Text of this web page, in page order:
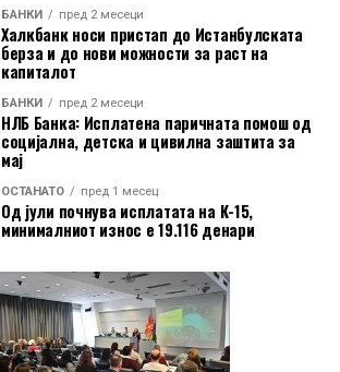
БАНКИ пред 2 месеци
Халкбанк носи пристап до Истанбулската
берза и до нови можности за раст на
капиталот
БАНКИ пред 2 месеци
НЛБ Банка: Исплатена паричната помош од
социјална, детска и цивилна заштита за
мај
ОСТАНАТО пред 1 месец
Од јули почнува исплатата на К-15,
минималниот износ е 19.116 денари